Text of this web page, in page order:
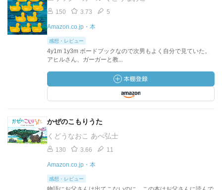
150 3.73 5
Amazon.co.jp・本
感想・レビュー
4y1m 1y3m ボードブックなので次男もよく自分で見ていた。
アヒルさん、ガーガーと教...
かぜのこもりうた
くどうなおこ あべ弘士
130 3.66 11
Amazon.co.jp・本
感想・レビュー